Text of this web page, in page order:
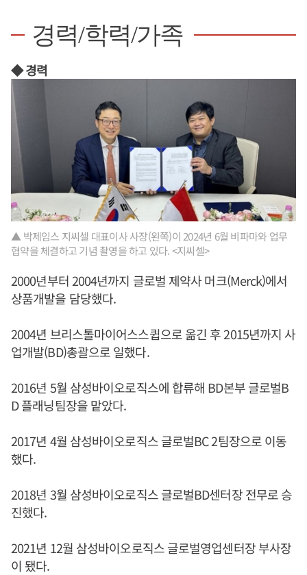
경력/학력/가족
◆ 경력
▲ 박제임스 지씨셀 대표이사 사장(왼쪽)이 2024년 6월 비파마와 업무
협약을 체결하고 기념 촬영을 하고 있다. <지씨셀>
2000년부터 2004년까지 글로벌 제약사 머크(Merck)에서
상품개발을 담당했다.
2004년 브리스톨마이어스스큅으로 옮긴 후 2015년까지 사
업개발(BD)총괄으로 일했다.
2016년 5월 삼성바이오로직스에 합류해 BD본부 글로벌B
D 플래닝팀장을 맡았다.
2017년 4월 삼성바이오로직스 글로벌BC 2팀장으로 이동
했다.
2018년 3월 삼성바이오로직스 글로벌BD센터장 전무로 승
진했다.
2021년 12월 삼성바이오로직스 글로벌영업센터장 부사장
이 됐다.